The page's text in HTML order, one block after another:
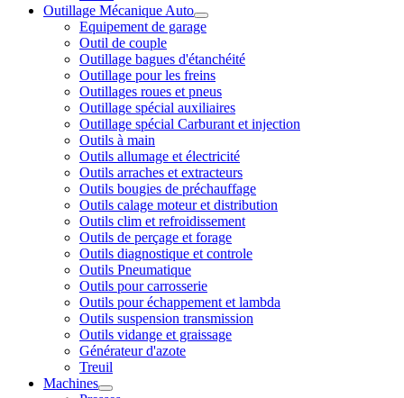
Outillage Mécanique Auto
Equipement de garage
Outil de couple
Outillage bagues d'étanchéité
Outillage pour les freins
Outillages roues et pneus
Outillage spécial auxiliaires
Outillage spécial Carburant et injection
Outils à main
Outils allumage et électricité
Outils arraches et extracteurs
Outils bougies de préchauffage
Outils calage moteur et distribution
Outils clim et refroidissement
Outils de perçage et forage
Outils diagnostique et controle
Outils Pneumatique
Outils pour carrosserie
Outils pour échappement et lambda
Outils suspension transmission
Outils vidange et graissage
Générateur d'azote
Treuil
Machines